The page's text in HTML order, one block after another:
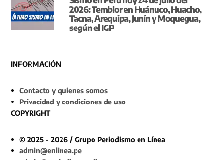
2026: Temblor en Huánuco, Huacho,
Tacna, Arequipa, Junín y Moquegua,
según el IGP
INFORMACIÓN
Contacto y quienes somos
Privacidad y condiciones de uso
COPYRIGHT
© 2025 - 2026 / Grupo Periodismo en Línea
admin@enlinea.pe